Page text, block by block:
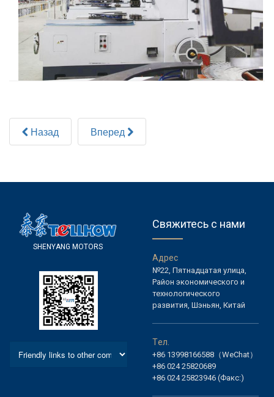
Назад Вперед
SH ENYANG MOTO RS
Свяжитесь с нами
Адрес
№22, Пятнадцатая улица,
Район экономического и
технологического
развития, Шэньян, Китай
Тел
+86 13998166588（WeChat）
+86 024 25820689
+86 024 25823946 (Факс:)